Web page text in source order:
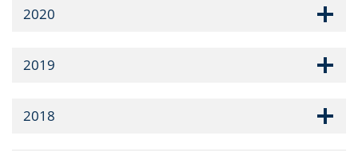
2020
2019
2018